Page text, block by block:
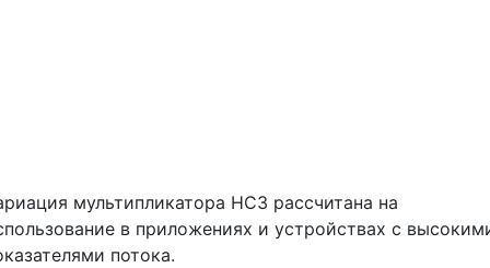
мультипликатора НС3 рассчитана на
в приложениях и устройствах с
потока.